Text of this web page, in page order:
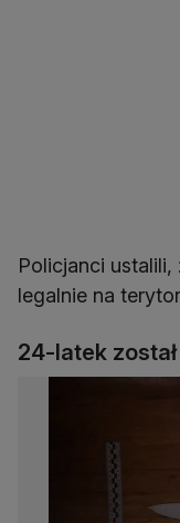
Policjanci
legalnie na
24-latek